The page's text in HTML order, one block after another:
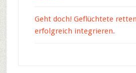
Geht doch! Geflüchtete
erfolgreich integrieren.